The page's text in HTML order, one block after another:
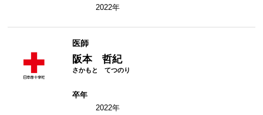
2022年
医師
阪本 哲紀
卒年
2022年